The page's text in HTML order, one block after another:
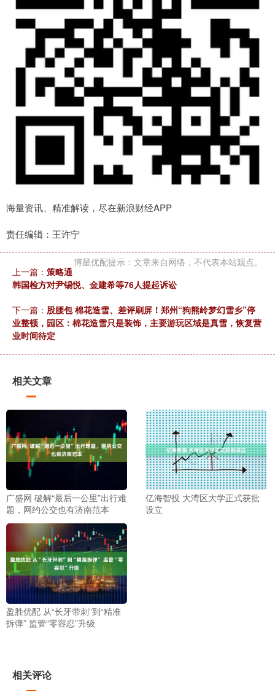
海量资讯、精准解读，尽在新浪财经APP
责任编辑：王许宁
博星优配提示：文章来自网络，不代表本站观点。
上一篇： 策略通
韩国检方对尹锡悦、金建希等76人提起诉讼
下一篇： 股腰包 棉花造雪、差评刷屏！郑州“狗熊岭梦幻雪乡”停
业整顿，园区：棉花造雪只是装饰，主要游玩区域是真雪，恢复营
业时间待定
相关文章
广盛网 破解“最后一公里”出行难
题，网约公交也有济南范本
亿海智投 大湾区大学正式获批
设立
盈胜优配 从“长牙带刺”到“精准
拆弹” 监管“零容忍”升级
相关评论